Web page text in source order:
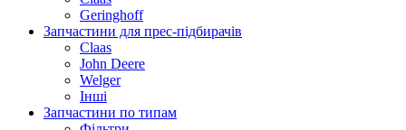
Geringhoff
Запчастини для прес-підбирачів
Claas
John Deere
Welger
Інші
Запчастини по типам